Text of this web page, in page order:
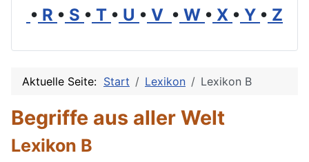
• R • S • T • U • V • W • X • Y • Z
Aktuelle Seite: Start Lexikon Lexikon B
Begriffe aus aller Welt
Lexikon B